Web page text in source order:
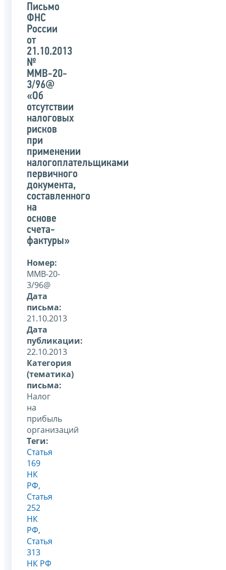
органом
указанного
письма
Письмо
ФНС
России
от
21.10.2013
№
ММВ-20-
3/96@
«Об
отсутствии
налоговых
рисков
при
применении
налогоплательщиками
первичного
документа,
составленного
на
основе
счета-
фактуры»
Номер:
ММВ-20-
3/96@
Дата
письма:
21.10.2013
Дата
публикации:
22.10.2013
Категория
(тематика)
письма:
Налог
на
прибыль
организаций
Теги:
Статья
169
НК
РФ,
Статья
252
НК
РФ,
Статья
313
НК РФ